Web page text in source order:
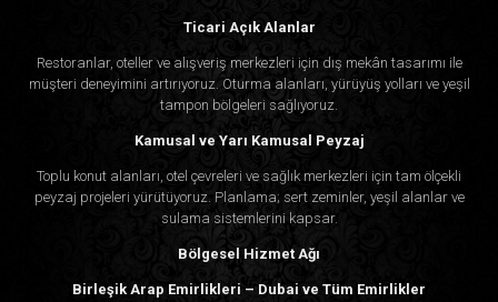
Ticari Açık Alanlar
Restoranlar, oteller ve alışveriş merkezleri için dış mekân tasarımı ile
müşteri deneyimini artırıyoruz. Oturma alanları, yürüyüş yolları ve yeşil
tampon bölgeleri sağlıyoruz.
Kamusal ve Yarı Kamusal Peyzaj
Toplu konut alanları, otel çevreleri ve sağlık merkezleri için tam ölçekli
peyzaj projeleri yürütüyoruz. Planlama; sert zeminler, yeşil alanlar ve
sulama sistemlerini kapsar.
Bölgesel Hizmet Ağı
Birleşik Arap Emirlikleri – Dubai ve Tüm Emirlikler